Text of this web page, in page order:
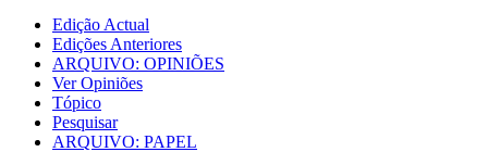
Edição Actual
Edições Anteriores
ARQUIVO: OPINIÕES
Ver Opiniões
Tópico
Pesquisar
ARQUIVO: PAPEL